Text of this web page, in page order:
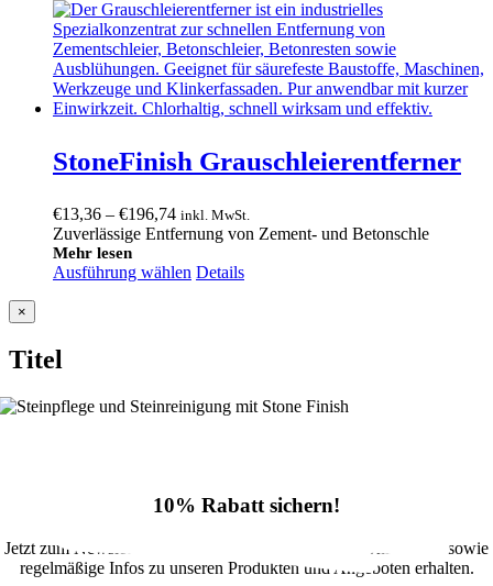
StoneFinish Grauschleierentferner
€13,36 – €196,74Preisspanne:
€13,36
€196,74
inkl. MwSt.
Zuverlässige Entfernung von Zement- und Betonschle
Mehr lesen
Ausführung wählen Details
Close
product
view
×
Titel
10% Rabatt sichern!
Jetzt zum Newsletter anmelden und 10% Rabatt im Onlineshop sowie
regelmäßige Infos zu unseren Produkten und Angeboten erhalten.